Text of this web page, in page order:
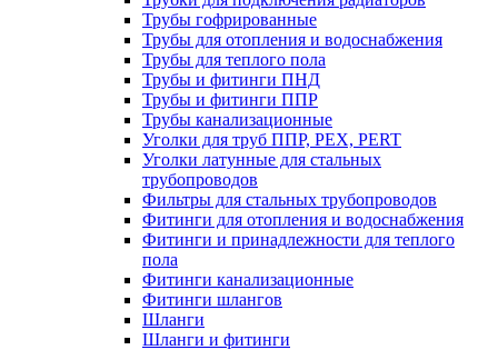
Трубы гофрированные
Трубы для отопления и водоснабжения
Трубы для теплого пола
Трубы и фитинги ПНД
Трубы и фитинги ППР
Трубы канализационные
Уголки для труб ППР, PEX, PERT
Уголки латунные для стальных
трубопроводов
Фильтры для стальных трубопроводов
Фитинги для отопления и водоснабжения
Фитинги и принадлежности для теплого
пола
Фитинги канализационные
Фитинги шлангов
Шланги
Шланги и фитинги